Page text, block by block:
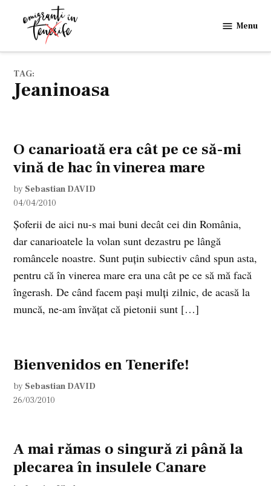
in
Menu
TAG:
Jeaninoasa
O canarioată era cât pe ce să-mi
vină de hac în vinerea mare
by Sebastian DAVID
04/04/2010
Şoferii de aici nu-s mai buni decât cei din România,
dar canarioatele la volan sunt dezastru pe lângă
româncele noastre. Sunt puţin subiectiv când spun asta,
pentru că în vinerea mare era una cât pe ce să mă facă
îngerash. De când facem paşi mulţi zilnic, de acasă la
muncă, ne-am învăţat că pietonii sunt […]
Bienvenidos en Tenerife!
by Sebastian DAVID
26/03/2010
A mai rămas o singură zi până la
plecarea în insulele Canare